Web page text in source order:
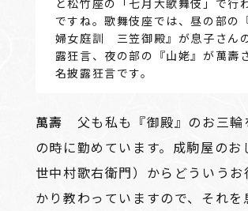
ですね。歌舞伎座では、昼の部の
婦女庭訓 三笠御殿』が息子さん
露狂言、夜の部の『山姥』が萬壽
名披露狂言です。
萬壽 父も私も『御殿』のお三輪
の時に勤めています。成駒屋のお
世中村歌右衛門）からどういうお
かり教わっていますので、それを